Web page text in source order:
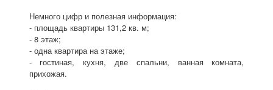
Немного цифр и полезная информация:
- площадь квартиры 131,2 кв. м;
- 8 этаж;
- одна квартира на этаже;
- гостиная, кухня, две спальни, ванная комната,
прихожая.